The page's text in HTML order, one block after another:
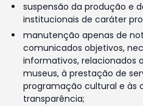
suspensão da produção e
institucionais de caráter
manutenção apenas de
comunicados objetivos,
informativos, relacionados
museus, à prestação de
programação cultural e às
transparência;